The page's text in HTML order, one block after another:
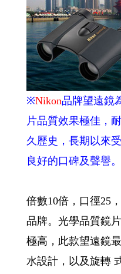
※Nikon品牌望遠鏡
片品質效果極佳，
久歷史，長期以來
良好的口碑及聲譽。
倍數10倍，口徑25
品牌。光學品質鏡
極高，此款望遠鏡
水設計，以及旋轉